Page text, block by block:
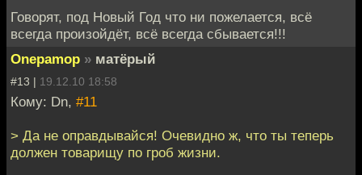
Говорят, под Новый Год что ни пожелается, всё
всегда произойдёт, всё всегда сбывается!!!
Onepamop » матёрый
#13 | 19.12.10 18:58
Кому: Dn, #11
> Да не оправдывайся! Очевидно ж, что ты теперь
должен товарищу по гроб жизни.